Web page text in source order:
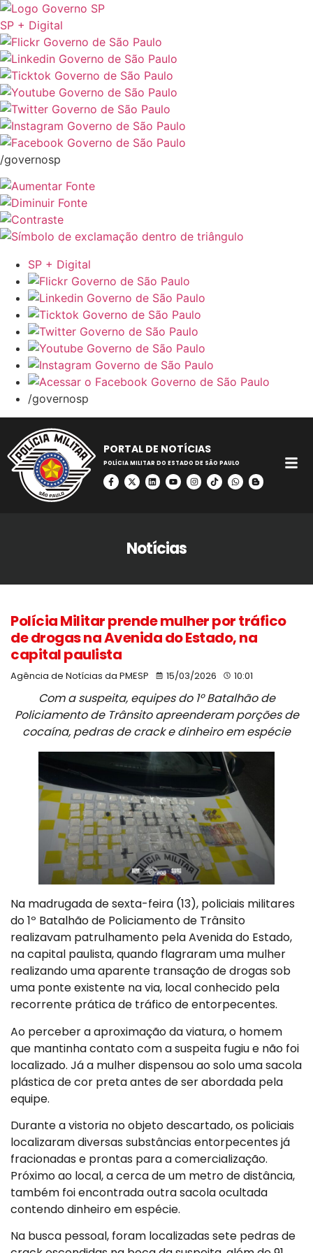
SP + Digital
/governosp
SP + Digital
/governosp
PORTAL DE NOTÍCIAS
POLÍCIA MILITAR DO ESTADO DE SÃO PAULO
Notícias
Polícia Militar prende mulher por tráfico
de drogas na Avenida do Estado, na
capital paulista
Agência de Notícias da PMESP 15/03/2026 10:01
Com a suspeita, equipes do 1º Batalhão de
Policiamento de Trânsito apreenderam porções de
cocaína, pedras de crack e dinheiro em espécie
Na madrugada de sexta-feira (13), policiais militares
do 1º Batalhão de Policiamento de Trânsito
realizavam patrulhamento pela Avenida do Estado,
na capital paulista, quando flagraram uma mulher
realizando uma aparente transação de drogas sob
uma ponte existente na via, local conhecido pela
recorrente prática de tráfico de entorpecentes.
Ao perceber a aproximação da viatura, o homem
que mantinha contato com a suspeita fugiu e não foi
localizado. Já a mulher dispensou ao solo uma sacola
plástica de cor preta antes de ser abordada pela
equipe.
Durante a vistoria no objeto descartado, os policiais
localizaram diversas substâncias entorpecentes já
fracionadas e prontas para a comercialização.
Próximo ao local, a cerca de um metro de distância,
também foi encontrada outra sacola ocultada
contendo dinheiro em espécie.
Na busca pessoal, foram localizadas sete pedras de